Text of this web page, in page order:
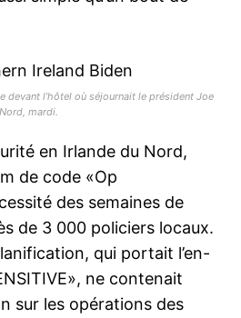
devant l’hôtel où séjournait le président Joe
mardi.
en Irlande du Nord,
de code «Op
des semaines de
de 3 000 policiers locaux.
qui portait l’en-
ne contenait
sur les opérations des